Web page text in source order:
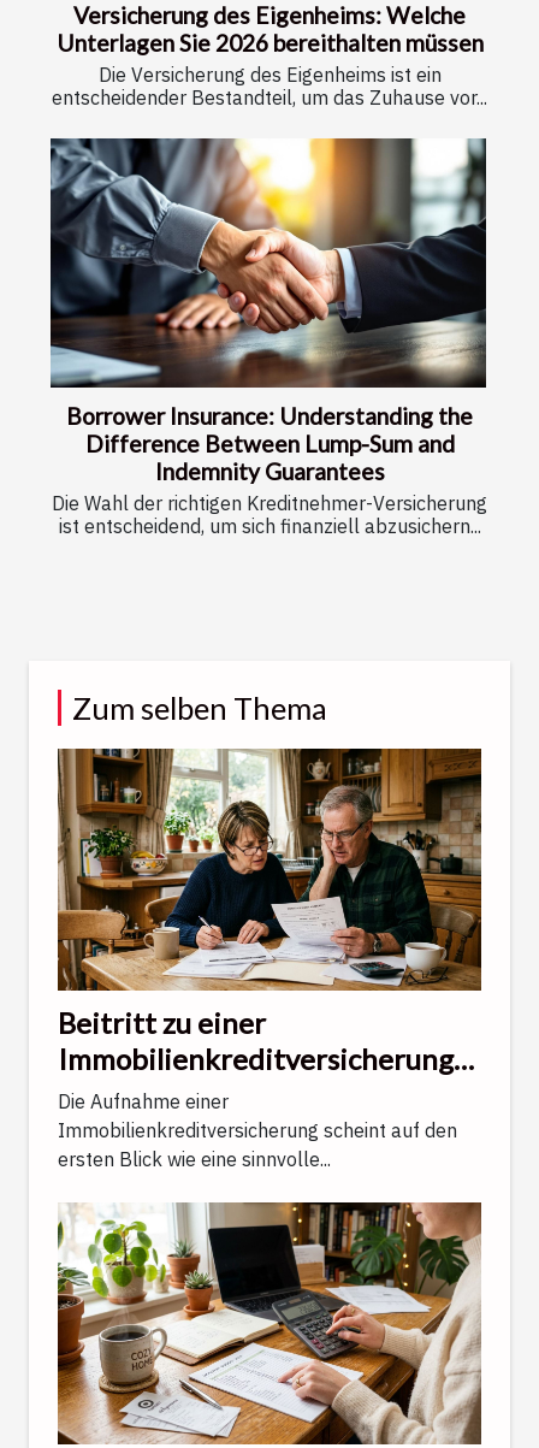
Versicherung des Eigenheims: Welche
Unterlagen Sie 2026 bereithalten müssen
Die Versicherung des Eigenheims ist ein
entscheidender Bestandteil, um das Zuhause vor...
Borrower Insurance: Understanding the
Difference Between Lump-Sum and
Indemnity Guarantees
Die Wahl der richtigen Kreditnehmer-Versicherung
ist entscheidend, um sich finanziell abzusichern...
Zum selben Thema
Beitritt zu einer
Immobilienkreditversicherung:
Was die Bank verschweigt
Die Aufnahme einer
Immobilienkreditversicherung scheint auf den
ersten Blick wie eine sinnvolle...